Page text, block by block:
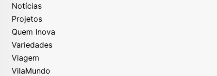
Notícias
Projetos
Quem Inova
Variedades
Viagem
VilaMundo